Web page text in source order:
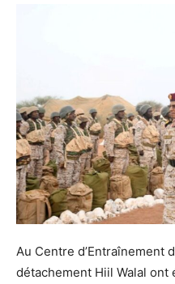
Au Centre d’Entraînement
détachement Hiil Walal ont